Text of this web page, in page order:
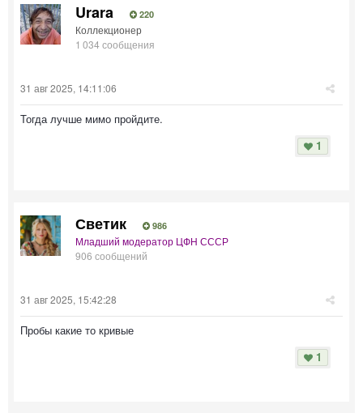
Urara 220
Коллекционер
1 034 сообщения
31 авг 2025, 14:11:06
Тогда лучше мимо пройдите.
1
Светик 986
Младший модератор ЦФН СССР
906 сообщений
31 авг 2025, 15:42:28
Пробы какие то кривые
1